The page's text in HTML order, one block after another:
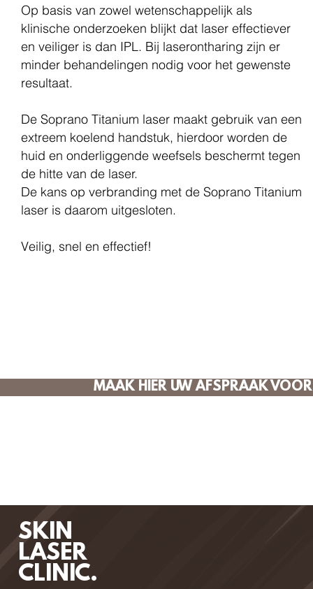
Op basis van zowel wetenschappelijk als
klinische onderzoeken blijkt dat laser effectiever
en veiliger is dan IPL. Bij laserontharing zijn er
minder behandelingen nodig voor het gewenste
resultaat.
De Soprano Titanium laser maakt gebruik van een
extreem koelend handstuk, hierdoor worden de
huid en onderliggende weefsels beschermt tegen
de hitte van de laser.
De kans op verbranding met de Soprano Titanium
laser is daarom uitgesloten.
Veilig, snel en effectief!
MAAK HIER UW AFSPRAAK
SKIN
LASER
CLINIC.